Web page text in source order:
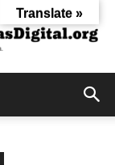
Translate »